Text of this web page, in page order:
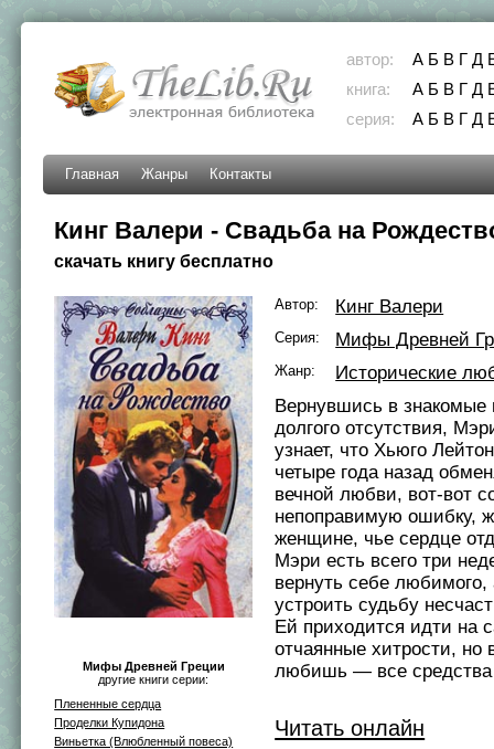
автор: А Б В Г Д
книга:
А Б В Г Д
серия:
А Б В Г Д
Главная Жанры Контакты
Кинг Валери - Свадьба на
скачать книгу бесплатно
Мифы Древней Греции
другие книги серии:
Плененные сердца
Проделки Купидона
Виньетка (Влюбленный повеса)
Автор: Кинг Валери
Серия: Мифы Древней
Жанр:
Исторические
Вернувшись в знакомые
долгого отсутствия,
узнает, что Хьюго
четыре года назад
вечной любви, вот-вот
непоправимую ошибку,
женщине, чье сердце
Мэри есть всего три
вернуть себе любимого,
устроить судьбу
Ей приходится идти на
отчаянные хитрости, но
любишь — все
Читать онлайн